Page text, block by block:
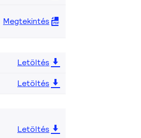
Megtekintés
Letöltés
Letöltés
Letöltés